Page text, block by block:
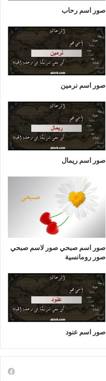
صور اسم رحاب
صور اسم نرمين
صور اسم ريمال
صور اسم صبحي صور لاسم صبحي
صور رومانسية
صور اسم عنود